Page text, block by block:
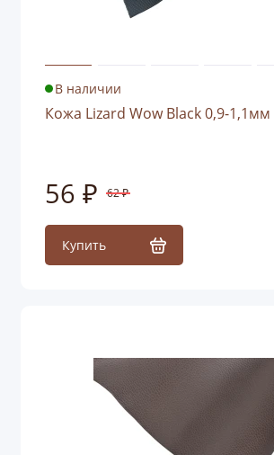
В наличии
Кожа Lizard Wow Black 0,9-1,1мм
56 ₽ 62 ₽
Купить